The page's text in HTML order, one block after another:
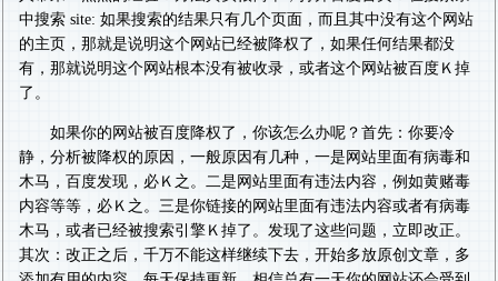
中搜索 site: 如果搜索的结果只有几个页面，而且其中没有这个网站
的主页，那就是说明这个网站已经被降权了，如果任何结果都没
有，那就说明这个网站根本没有被收录，或者这个网站被百度Ｋ掉
了。
如果你的网站被百度降权了，你该怎么办呢？首先：你要冷
静，分析被降权的原因，一般原因有几种，一是网站里面有病毒和
木马，百度发现，必Ｋ之。二是网站里面有违法内容，例如黄赌毒
内容等等，必Ｋ之。三是你链接的网站里面有违法内容或者有病毒
木马，或者已经被搜索引擎Ｋ掉了。发现了这些问题，立即改正。
其次：改正之后，千万不能这样继续下去，开始多放原创文章，多